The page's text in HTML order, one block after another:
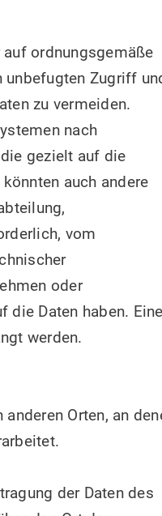
ordnungsgemäße
unbefugten Zugriff
zu vermeiden.
nach
gezielt auf die
auch andere
vom
oder
Daten haben. Eine
werden.
Orten, an
der Daten des